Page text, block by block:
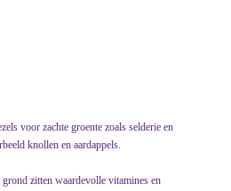
voor zachte groente zoals selderie en
knollen en aardappels.
zitten waardevolle vitamines en